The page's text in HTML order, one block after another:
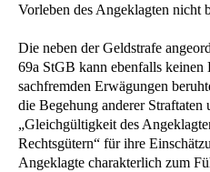
Vorleben des Angeklagten nicht
Die neben der Geldstrafe
69a StGB kann ebenfalls keinen
sachfremden Erwägungen
die Begehung anderer Straftaten
„Gleichgültigkeit des
Rechtsgütern“ für ihre
Angeklagte charakterlich zum